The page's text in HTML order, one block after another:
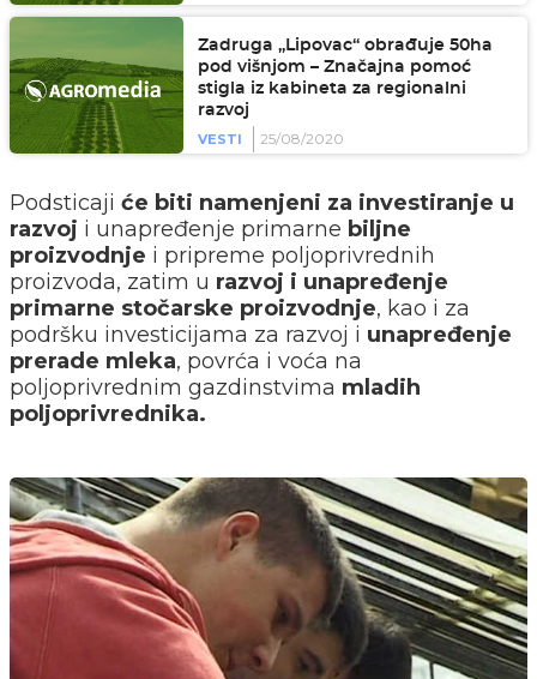
Zadruga „Lipovac“ obrađuje 50ha
pod višnjom – Značajna pomoć
stigla iz kabineta za regionalni
razvoj
VESTI
25/08/2020
Podsticaji će biti namenjeni za investiranje u
razvoj i unapređenje primarne biljne
proizvodnje i pripreme poljoprivrednih
proizvoda, zatim u razvoj i unapređenje
primarne stočarske proizvodnje, kao i za
podršku investicijama za razvoj i unapređenje
prerade mleka, povrća i voća na
poljoprivrednim gazdinstvima mladih
poljoprivrednika.